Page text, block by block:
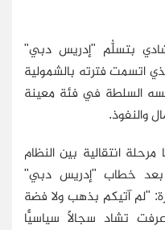
بتسلُّم "إدريس دبي"
اتسمت فترته بالشمولية
السلطة في فئة معينة
والنفوذ.
انتقالية بين النظام
بعد خطاب "إدريس دبي"
"لم آتيكم بذهب ولا فضة
تشاد سجالاً سياسيًّا